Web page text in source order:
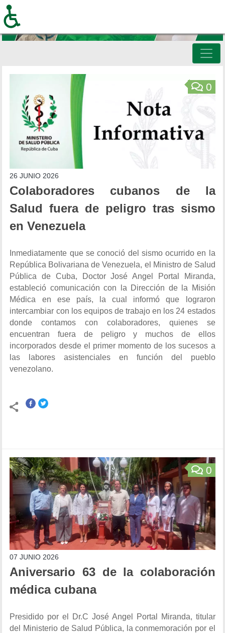
principal
Inicio 0
26 JUNIO 2026
Colaboradores cubanos de la
Salud fuera de peligro tras sismo
en Venezuela
Inmediatamente que se conoció del sismo ocurrido en la
República Bolivariana de Venezuela, el Ministro de Salud
Pública de Cuba, Doctor José Angel Portal Miranda,
estableció comunicación con la Dirección de la Misión
Médica en ese país, la cual informó que lograron
intercambiar con los equipos de trabajo en los 24 estados
donde contamos con colaboradores, quienes se
encuentran fuera de peligro y muchos de ellos
incorporados desde el primer momento de los sucesos a
las labores asistenciales en función del pueblo
venezolano.
0
07 JUNIO 2026
Aniversario 63 de la colaboración
médica cubana
Presidido por el Dr.C José Angel Portal Miranda, titular
del Ministerio de Salud Pública, la conmemoración por el